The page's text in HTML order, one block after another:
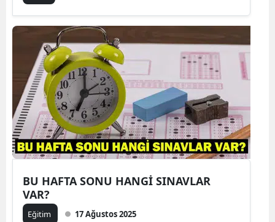
BU HAFTA SONU HANGİ SINAVLAR
VAR?
Eğitim 17 Ağustos 2025